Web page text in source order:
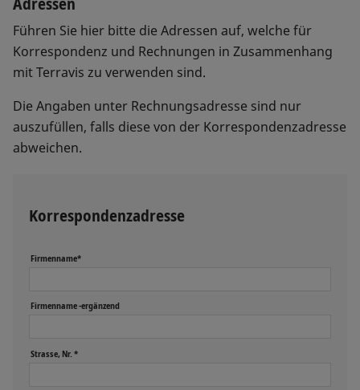
Führen Sie hier bitte die Adressen auf, welche für
Korrespondenz und Rechnungen in Zusammenhang
mit Terravis zu verwenden sind.
Die Angaben unter Rechnungsadresse sind nur
auszufüllen, falls diese von der Korrespondenzadresse
abweichen.
Korrespondenzadresse
Firmenname*
Firmenname -ergänzend
Strasse, Nr. *